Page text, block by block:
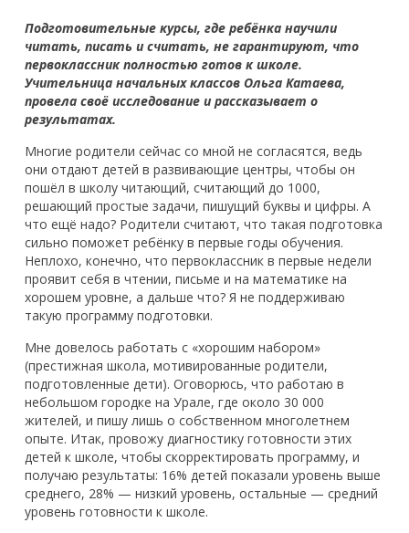
Подготовительные курсы, где ребёнка научили
читать, писать и считать, не гарантируют, что
первоклассник полностью готов к школе.
Учительница начальных классов Ольга Катаева,
провела своё исследование и рассказывает о
результатах.
Многие родители сейчас со мной не согласятся, ведь
они отдают детей в развивающие центры, чтобы он
пошёл в школу читающий, считающий до 1000,
решающий простые задачи, пишущий буквы и цифры. А
что ещё надо? Родители считают, что такая подготовка
сильно поможет ребёнку в первые годы обучения.
Неплохо, конечно, что первоклассник в первые недели
проявит себя в чтении, письме и на математике на
хорошем уровне, а дальше что? Я не поддерживаю
такую программу подготовки.
Мне довелось работать с «хорошим набором»
(престижная школа, мотивированные родители,
подготовленные дети). Оговорюсь, что работаю в
небольшом городке на Урале, где около 30 000
жителей, и пишу лишь о собственном многолетнем
опыте. Итак, провожу диагностику готовности этих
детей к школе, чтобы скорректировать программу, и
получаю результаты: 16% детей показали уровень выше
среднего, 28% — низкий уровень, остальные — средний
уровень готовности к школе.